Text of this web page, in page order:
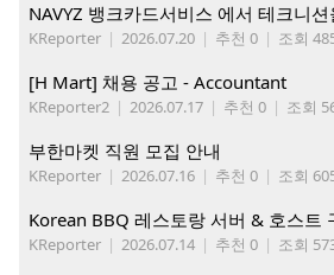
NAVYZ 뱅크카드서비스 에서 테크니
KReporter | 2026.07.20 | 추천 0 | 조회
[H Mart] 채용 공고 - Accountant
KReporter2 | 2026.07.17 | 추천 0 | 조회
부한마켓 직원 모집 안내
KReporter | 2026.07.16 | 추천 0 | 조회
KReporter | 2026.07.14 | 추천 0 | 조회